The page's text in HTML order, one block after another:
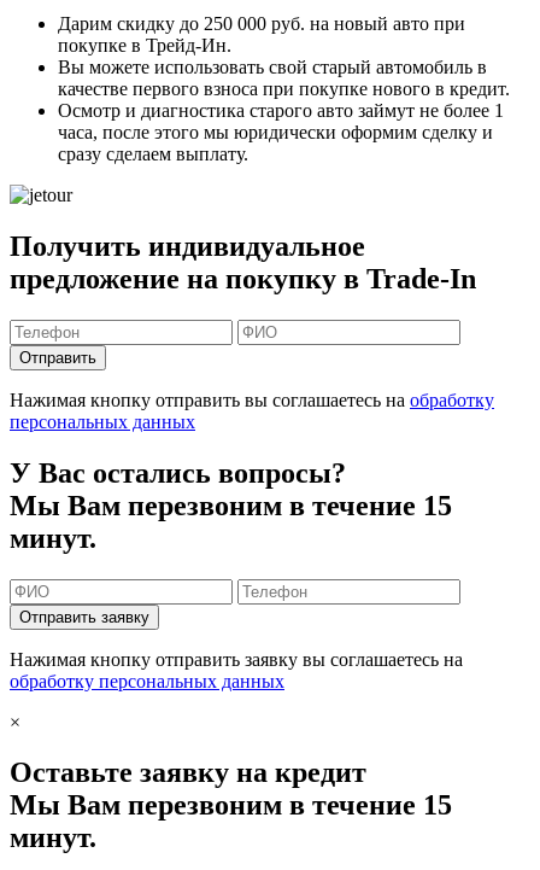
Дарим скидку до 250 000 руб. на новый авто при
покупке в Трейд-Ин.
Вы можете использовать свой старый автомобиль в
качестве первого взноса при покупке нового в кредит.
Осмотр и диагностика старого авто займут не более 1
часа, после этого мы юридически оформим сделку и
сразу сделаем выплату.
Получить индивидуальное
предложение на покупку в Trade-In
Отправить
Нажимая кнопку отправить вы соглашаетесь на обработку
персональных данных
У Вас остались вопросы?
Мы Вам перезвоним в течение 15
минут.
Отправить заявку
Нажимая кнопку отправить заявку вы соглашаетесь на
обработку персональных данных
×
Оставьте заявку на кредит
Мы Вам перезвоним в течение 15
минут.